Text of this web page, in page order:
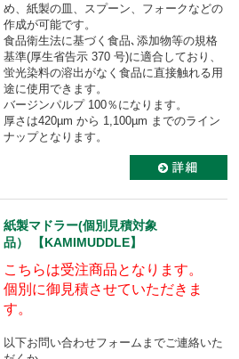
め、紙製の皿、スプーン、フォークなどの
作成が可能です。
食品衛生法に基づく食品､添加物等の規格
基準(厚生省告示 370 号)に適合しており、
蛍光染料の溶出がなく食品に直接触れる用
途に使用できます。
バージンパルプ 100％になります。
厚さは420µm から 1,100µm までのライン
ナップとなります。
紙製マドラー(個別見積対象
品） 【KAMIMUDDLE】
こちらは受注商品となります。
個別に御見積させていただきま
す。
以下お問い合わせフォームまでご連絡いた